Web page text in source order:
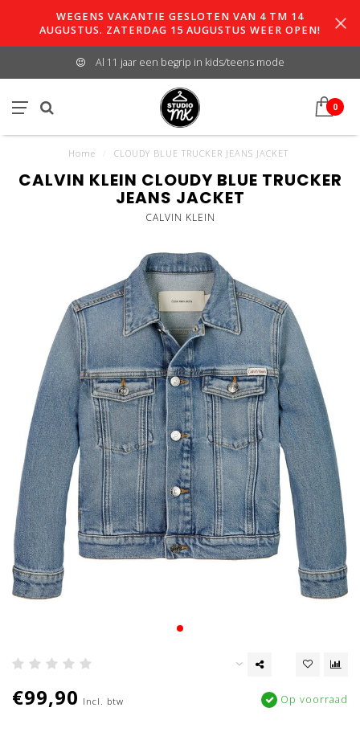
WEGENS VAKANTIE GESLOTEN VAN 4 TM 14
AUGUSTUS. ZATERDAG 15 AUGUSTUS WEER OPEN!
Al 11 jaar een begrip in kids/teens mode
0
Home CLOUDY BLUE TRUCKER JEANS JACKET
CALVIN KLEIN CLOUDY BLUE TRUCKER
JEANS JACKET
CALVIN KLEIN
€99,90 Incl. btw Op voorraad